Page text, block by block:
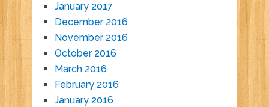
January 2017
December 2016
November 2016
October 2016
March 2016
February 2016
January 2016